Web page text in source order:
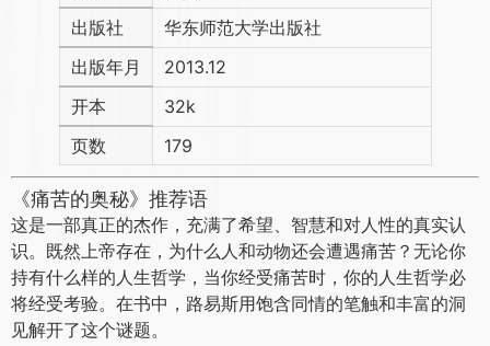
出版社
华东师范大学出版社
出版年月
2013.12
开本
32k
页数
179
《痛苦的奥秘》推荐语
这是一部真正的杰作，充满了希望、智慧和对人性的真实认
识。既然上帝存在，为什么人和动物还会遭遇痛苦？无论你
持有什么样的人生哲学，当你经受痛苦时，你的人生哲学必
将经受考验。在书中，路易斯用饱含同情的笔触和丰富的洞
见解开了这个谜题。